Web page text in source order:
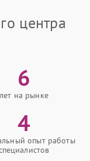
центра
6
лет на рынке
4
опыт работы